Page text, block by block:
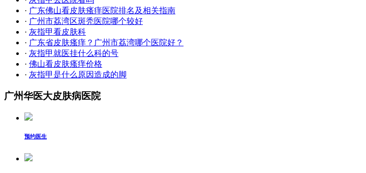
· 广东佛山看皮肤瘙痒医院排名及相关指南
· 广州市荔湾区斑秃医院哪个较好
· 灰指甲看皮肤科
· 广东省皮肤瘙痒？广州市荔湾哪个医院好？
· 灰指甲就医挂什么科的号
· 佛山看皮肤瘙痒价格
· 灰指甲是什么原因造成的脚
广州华医大皮肤病医院
预约医生